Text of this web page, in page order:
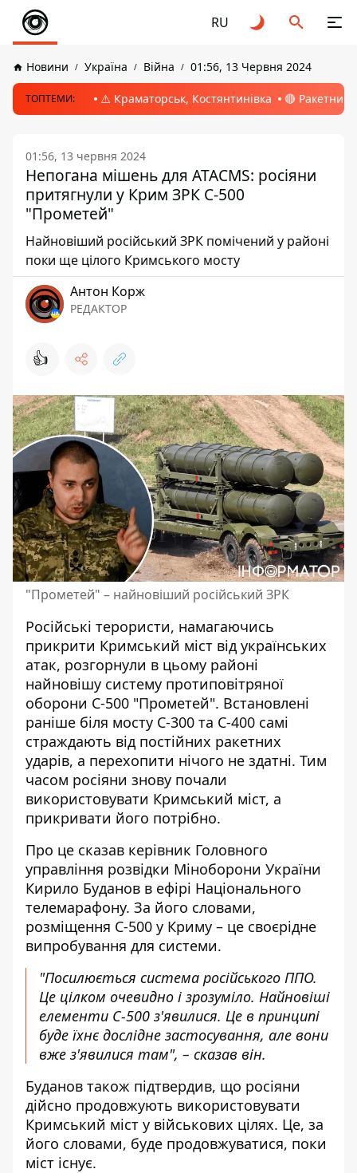
RU
Новини Україна Війна 01:56, 13 Червня 2024
ТОПТЕМИ: ⚠️ Краматорськ, Костянтинівка 🔴 Ракетний
01:56, 13 червня 2024
Непогана мішень для ATACMS: росіяни
притягнули у Крим ЗРК С-500
"Прометей"
Найновіший російський ЗРК помічений у районі
поки ще цілого Кримського мосту
Антон Корж
РЕДАКТОР
👍
"Прометей" – найновіший російський ЗРК
Російські терористи, намагаючись
прикрити Кримський міст від українських
атак, розгорнули в цьому районі
найновішу систему протиповітряної
оборони С-500 "Прометей". Встановлені
раніше біля мосту С-300 та С-400 самі
страждають від постійних ракетних
ударів, а перехопити нічого не здатні. Тим
часом росіяни знову почали
використовувати Кримський міст, а
прикривати його потрібно.
Про це сказав керівник Головного
управління розвідки Міноборони України
Кирило Буданов в ефірі Національного
телемарафону. За його словами,
розміщення С-500 у Криму – це своєрідне
випробування для системи.
"Посилюється система російського ППО.
Це цілком очевидно і зрозуміло. Найновіші
елементи С-500 з'явилися. Це в принципі
буде їхнє дослідне застосування, але вони
вже з'явилися там", – сказав він.
Буданов також підтвердив, що росіяни
дійсно продовжують використовувати
Кримський міст у військових цілях. Це, за
його словами, буде продовжуватися, поки
міст існує.